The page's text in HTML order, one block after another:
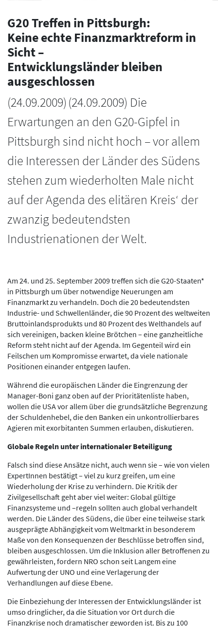
G20 Treffen in Pittsburgh:
Keine echte Finanzmarktreform in
Sicht –
Entwicklungsländer bleiben
ausgeschlossen
(24.09.2009) (24.09.2009) Die
Erwartungen an den G20-Gipfel in
Pittsburgh sind nicht hoch – vor allem
die Interessen der Länder des Südens
stehen zum wiederholten Male nicht
auf der Agenda des elitären Kreis‘ der
zwanzig bedeutendsten
Industrienationen der Welt.
Am 24. und 25. September 2009 treffen sich die G20-Staaten*
in Pittsburgh um über notwendige Neuerungen am
Finanzmarkt zu verhandeln. Doch die 20 bedeutendsten
Industrie- und Schwellenländer, die 90 Prozent des weltweiten
Bruttoinlandsprodukts und 80 Prozent des Welthandels auf
sich vereinigen, backen kleine Brötchen – eine ganzheitliche
Reform steht nicht auf der Agenda. Im Gegenteil wird ein
Feilschen um Kompromisse erwartet, da viele nationale
Positionen einander entgegen laufen.
Während die europäischen Länder die Eingrenzung der
Manager-Boni ganz oben auf der Prioritätenliste haben,
wollen die USA vor allem über die grundsätzliche Begrenzung
der Schuldenhebel, die den Banken ein unkontrollierbares
Agieren mit exorbitanten Summen erlauben, diskutieren.
Globale Regeln unter internationaler Beteiligung
Falsch sind diese Ansätze nicht, auch wenn sie – wie von vielen
ExpertInnen bestätigt – viel zu kurz greifen, um eine
Wiederholung der Krise zu verhindern. Die Kritik der
Zivilgesellschaft geht aber viel weiter: Global gültige
Finanzsysteme und –regeln sollten auch global verhandelt
werden. Die Länder des Südens, die über eine teilweise stark
ausgeprägte Abhängigkeit vom Weltmarkt in besonderem
Maße von den Konsequenzen der Beschlüsse betroffen sind,
bleiben ausgeschlossen. Um die Inklusion aller Betroffenen zu
gewährleisten, fordern NRO schon seit Langem eine
Aufwertung der UNO und eine Verlagerung der
Verhandlungen auf diese Ebene.
Die Einbeziehung der Interessen der Entwicklungsländer ist
umso dringlicher, da die Situation vor Ort durch die
Finanzkrise noch dramatischer geworden ist. Bis zu 100